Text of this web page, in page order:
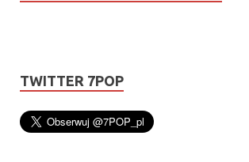
TWITTER 7POP